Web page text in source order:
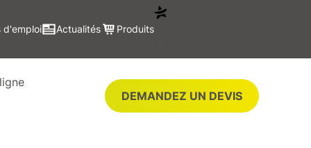
d'emploi Actualités Produits4,7
DEMANDEZ UN DEVIS